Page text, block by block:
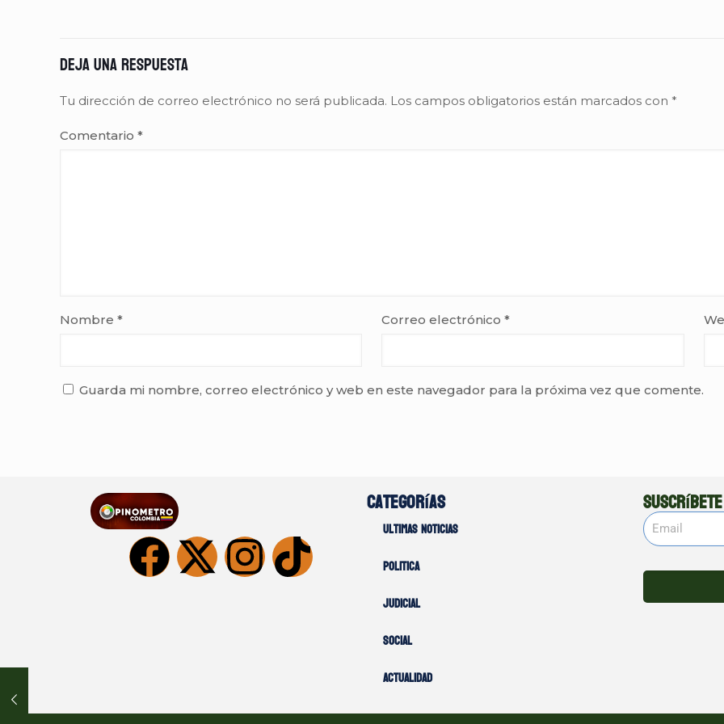
Deja una respuesta
Tu dirección de correo electrónico no será publicada. Los campos obligatorios están marcados con *
Comentario *
Nombre * Correo electrónico*
Guarda mi nombre, correo electrónico y web en este navegador para la próxima vez que comente.
Categorías
Ultimas noticias
Politica
Judicial
Social
Actualidad